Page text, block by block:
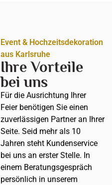
Event & Hochzeitsdekoration
aus Karlsruhe
Ihre Vorteile
bei uns
Für die Ausrichtung Ihrer
Feier benötigen Sie einen
zuverlässigen Partner an Ihrer
Seite. Seid mehr als 10
Jahren steht Kundenservice
bei uns an erster Stelle. In
einem Beratungsgespräch
persönlich in unserem